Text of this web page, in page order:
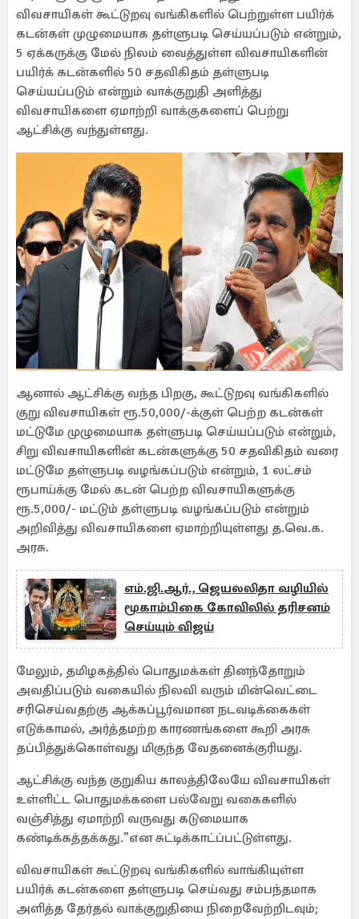
விவசாயிகள் கூட்டுறவு வங்கிகளில் பெற்றுள்ள பயிர்க்
கடன்கள் முழுமையாக தள்ளுபடி செய்யப்படும் என்றும்,
5 ஏக்கருக்கு மேல் நிலம் வைத்துள்ள விவசாயிகளின்
பயிர்க் கடன்களில் 50 சதவிகிதம் தள்ளுபடி
செய்யப்படும் என்றும் வாக்குறுதி அளித்து
விவசாயிகளை ஏமாற்றி வாக்குகளைப் பெற்று
ஆட்சிக்கு வந்துள்ளது.
ஆனால் ஆட்சிக்கு வந்த பிறகு, கூட்டுறவு வங்கிகளில்
குறு விவசாயிகள் ரூ.50,000/-க்குள் பெற்ற கடன்கள்
மட்டுமே முழுமையாக தள்ளுபடி செய்யப்படும் என்றும்,
சிறு விவசாயிகளின் கடன்களுக்கு 50 சதவிகிதம் வரை
மட்டுமே தள்ளுபடி வழங்கப்படும் என்றும், 1 லட்சம்
ரூபாய்க்கு மேல் கடன் பெற்ற விவசாயிகளுக்கு
ரூ.5,000/- மட்டும் தள்ளுபடி வழங்கப்படும் என்றும்
அறிவித்து விவசாயிகளை ஏமாற்றியுள்ளது த.வெ.க.
அரசு.
எம்.ஜி.ஆர்., ஜெயலலிதா வழியில்
மூகாம்பிகை கோவிலில் தரிசனம்
செய்யும் விஜய்
மேலும், தமிழகத்தில் பொதுமக்கள் தினந்தோறும்
அவதிப்படும் வகையில் நிலவி வரும் மின்வெட்டை
சரிசெய்வதற்கு ஆக்கப்பூர்வமான நடவடிக்கைகள்
எடுக்காமல், அர்த்தமற்ற காரணங்களை கூறி அரசு
தப்பித்துக்கொள்வது மிகுந்த வேதனைக்குரியது.
ஆட்சிக்கு வந்த குறுகிய காலத்திலேயே விவசாயிகள்
உள்ளிட்ட பொதுமக்களை பல்வேறு வகைகளில்
வஞ்சித்து ஏமாற்றி வருவது கடுமையாக
கண்டிக்கத்தக்கது.”என சுட்டிக்காட்ப்பட்டுள்ளது.
விவசாயிகள் கூட்டுறவு வங்கிகளில் வாங்கியுள்ள
பயிர்க் கடன்களை தள்ளுபடி செய்வது சம்பந்தமாக
அளித்த தேர்தல் வாக்குறுதியை நிறைவேற்றிடவும்;